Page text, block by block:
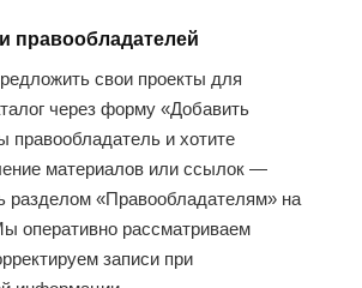
правообладателей
свои проекты для
через форму «Добавить
правообладатель и хотите
материалов или ссылок —
разделом «Правообладателям» на
оперативно рассматриваем
записи при